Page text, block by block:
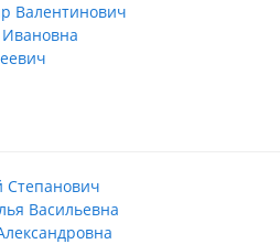
Валентинович
Степанович
Васильевна